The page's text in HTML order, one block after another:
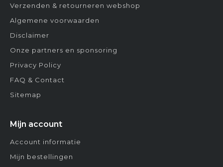
Verzenden & retourneren webshop
Algemene voorwaarden
Disclaimer
Onze partners en sponsoring
Privacy Policy
FAQ & Contact
Sitemap
Mijn account
Account informatie
Mijn bestellingen